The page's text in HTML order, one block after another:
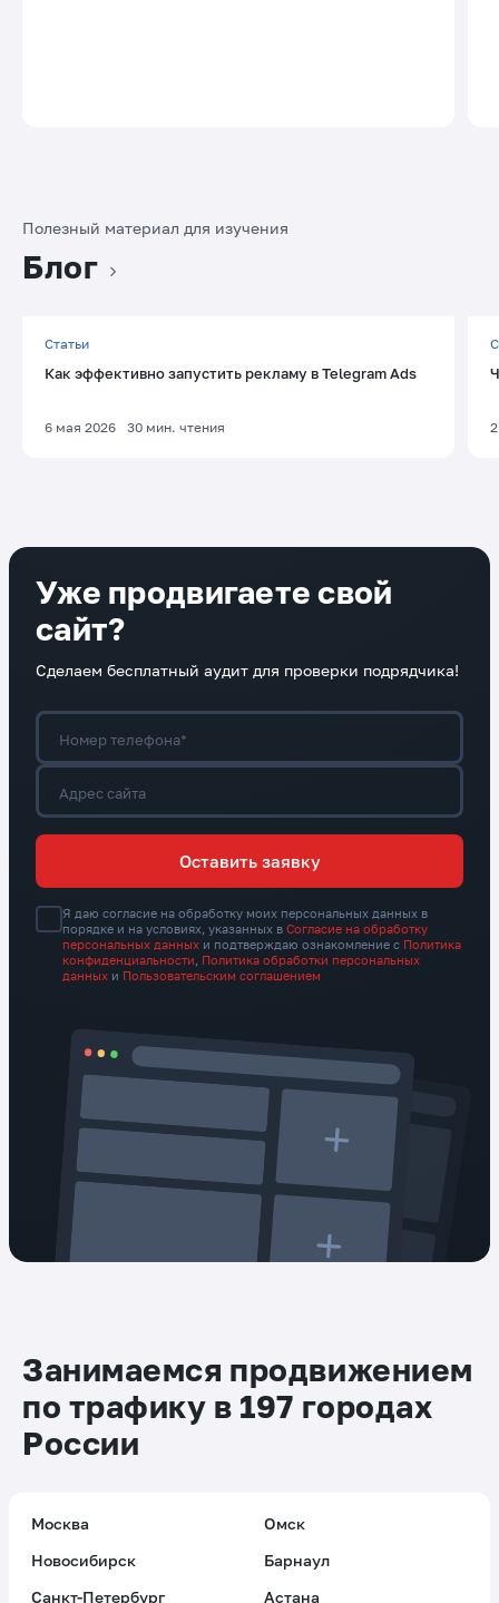
Полезный материал для изучения
Блог
Статьи
Как эффективно запустить рекламу в Telegram Ads
6 мая 2026 30 мин. чтения
Уже продвигаете свой
сайт?
Сделаем бесплатный аудит для проверки подрядчика!
Номер телефона*
Адрес сайта
Оставить заявку
Я даю согласие на обработку моих персональных данных в
порядке и на условиях, указанных в Согласие на обработку
персональных данных и подтверждаю ознакомление с Политика
конфиденциальности
Политика обработки персональных
данных и Пользовательским соглашением
Занимаемся продвижением
по трафику в 197 городах
России
Москва
Омск
Новосибирск
Барнаул
Санкт-Петербург
Астана